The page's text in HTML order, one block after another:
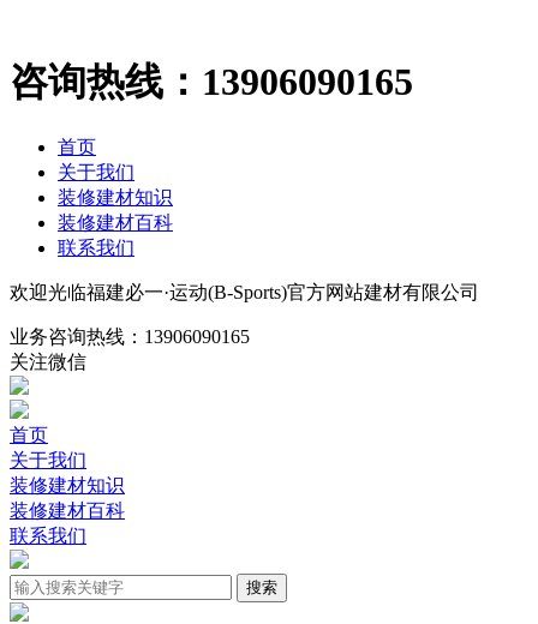
咨询热线： 13906090165
首页
关于我们
装修建材知识
装修建材百科
联系我们
欢迎光临福建必一·运动(B-Sports)官方网站建材有限公司
业务咨询热线： 13906090165
关注微信
首页
关于我们
装修建材知识
装修建材百科
联系我们